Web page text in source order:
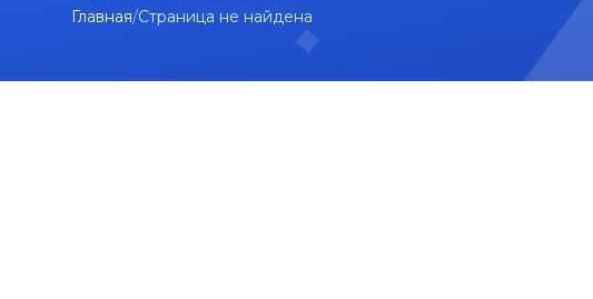
Главная/Страница не найдена